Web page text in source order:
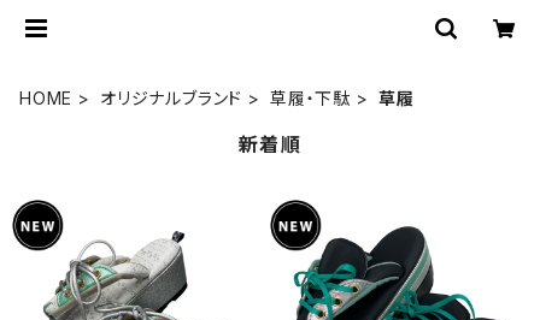
HOME オリジナルブランド 草履・下駄 草履
新着順